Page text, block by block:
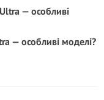
— особливі моделі?